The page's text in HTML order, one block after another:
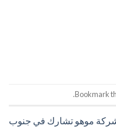
.
موهو تشارك في جنوب